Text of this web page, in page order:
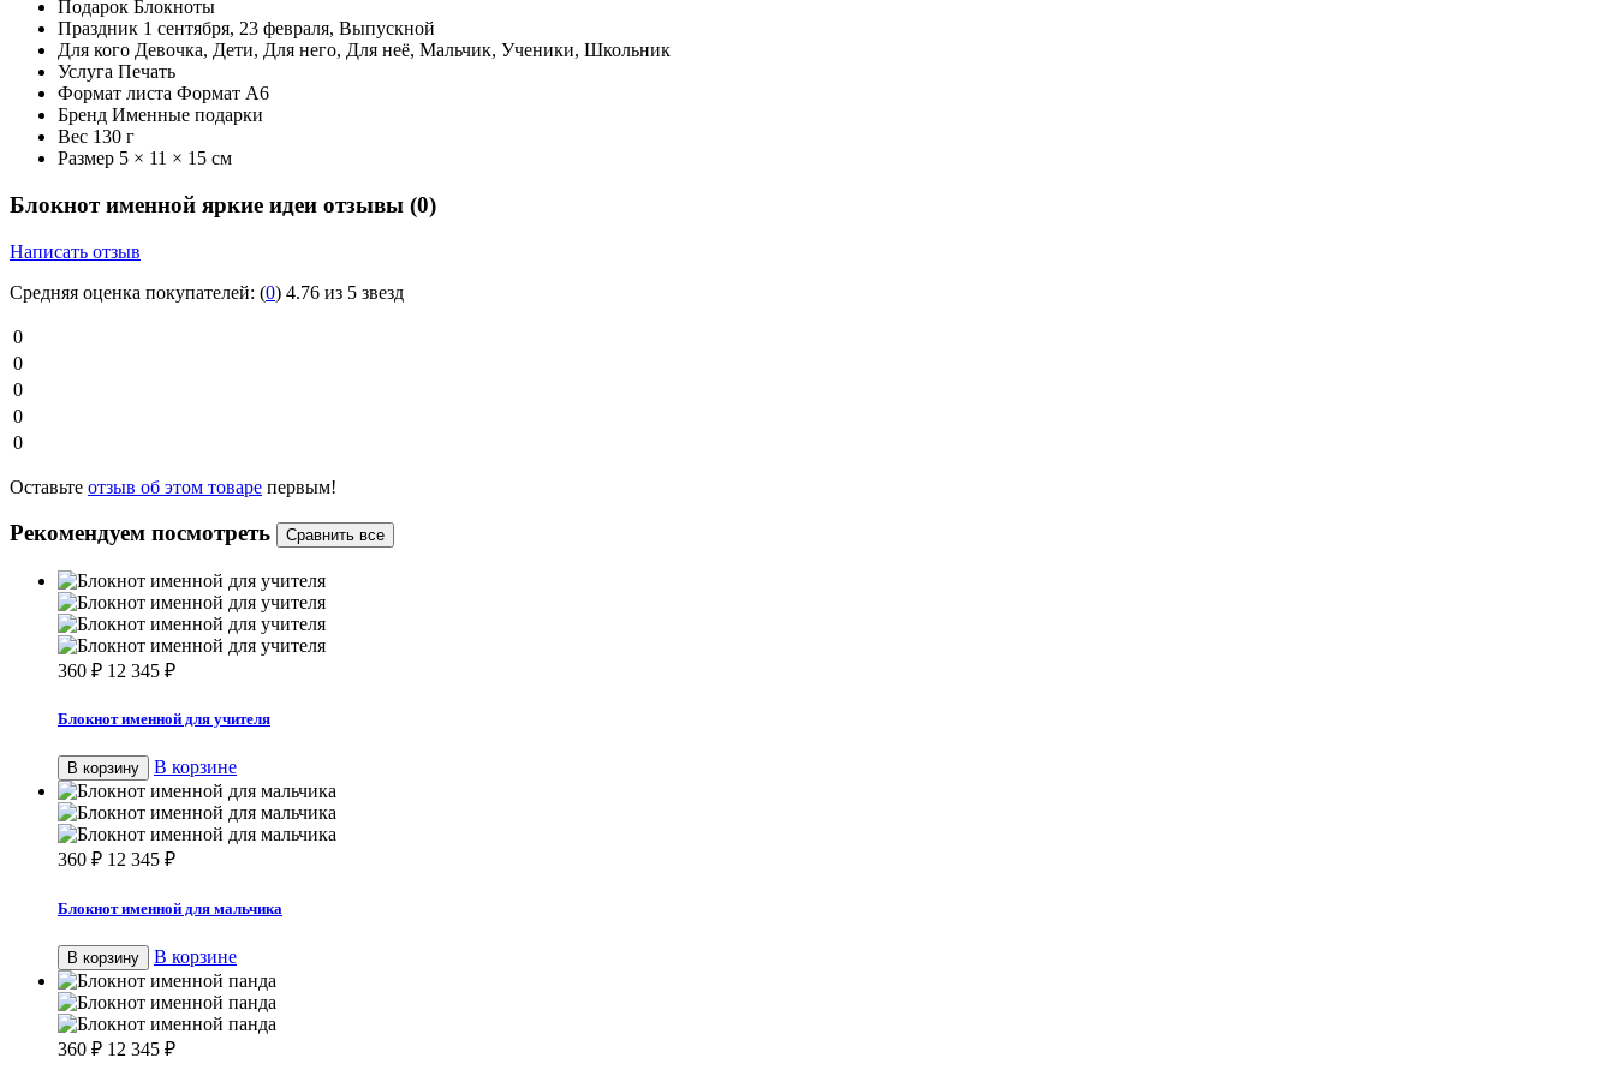
Подарок Блокноты
Праздник 1 сентября, 23 февраля, Выпускной
Для кого Девочка, Дети, Для него, Для неё, Мальчик, Ученики, Школьник
Услуга Печать
Формат листа Формат А6
Бренд Именные подарки
Вес 130 г
Размер 5 × 11 × 15 см
Блокнот именной яркие идеи отзывы (0)
Написать отзыв
Средняя оценка покупателей: (0) 4.76 из 5 звезд
0
0
0
0
0
Оставьте отзыв об этом товаре первым!
Рекомендуем посмотреть
360 ₽ 12 345 ₽
Блокнот именной для учителя
В корзину В корзине
360 ₽ 12 345 ₽
Блокнот именной для мальчика
В корзину В корзине
360 ₽ 12 345 ₽